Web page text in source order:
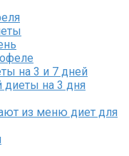
на 3 и 7 дней
на 3 дня
из меню диет для